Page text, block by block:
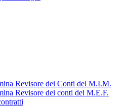
Revisore dei Conti del M.I.M.
Revisore dei conti del M.E.F.